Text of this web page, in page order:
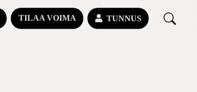
TILAA VOIMA TUNNUS